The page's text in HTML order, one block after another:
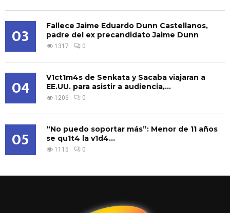
03
Fallece Jaime Eduardo Dunn Castellanos,
padre del ex precandidato Jaime Dunn
1317 0
04
V1ct1m4s de Senkata y Sacaba viajaran a
EE.UU. para asistir a audiencia,...
1206 0
05
“No puedo soportar más”: Menor de 11 años
se qu1t4 la v1d4...
1115 0